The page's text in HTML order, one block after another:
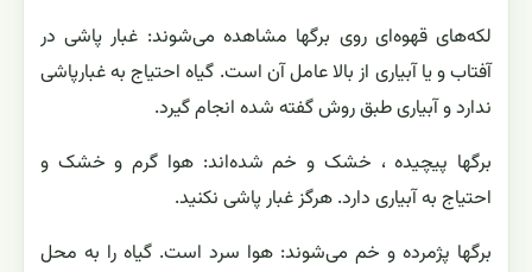
لکه‌های قهوه‌ای روی برگها مشاهده می‌شوند: غبار پاشی در
آفتاب و یا آبیاری از بالا عامل آن است. گیاه احتیاج به غبارپاشی
ندارد و آبیاری طبق روش گفته شده انجام گیرد.
برگها پیچیده ، خشک و خم شده‌اند: هوا گرم و خشک و
احتیاج به آبیاری دارد. هرگز غبار پاشی نکنید.
برگها پژمرده و خم می‌شوند: هوا سرد است. گیاه را به محل